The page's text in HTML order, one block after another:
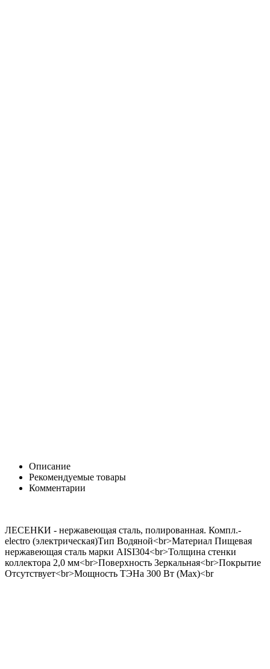
Описание
Рекомендуемые товары
Комментарии
ЛЕСЕНКИ - нержавеющая сталь, полированная. Компл.-
electro (электрическая)Тип Водяной<br>Материал Пищевая
нержавеющая сталь марки AISI304<br>Толщина стенки
коллектора 2,0 мм<br>Поверхность Зеркальная<br>Покрытие
Отсутствует<br>Мощность ТЭНа 300 Вт (Max)<br